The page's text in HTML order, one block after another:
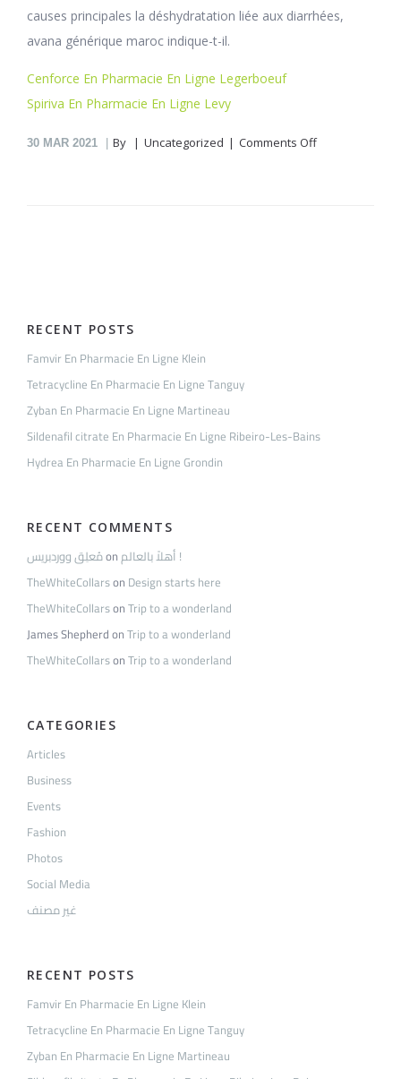
causes principales la déshydratation liée aux diarrhées,
avana générique maroc indique-t-il.
Cenforce En Pharmacie En Ligne Legerboeuf
Spiriva En Pharmacie En Ligne Levy
30 MAR 2021 By Uncategorized Comments Offon
RECENT POSTS
Famvir En Pharmacie En Ligne Klein
Tetracycline En Pharmacie En Ligne Tanguy
Zyban En Pharmacie En Ligne Martineau
Sildenafil citrate En Pharmacie En Ligne Ribeiro-Les-Bains
Hydrea En Pharmacie En Ligne Grondin
RECENT COMMENTS
مُعلِق ووردبريسon
أهلاً بالعالم !
TheWhiteCollarson Design starts here
TheWhiteCollarsonTrip to a wonderland
James ShepherdonTrip to a wonderland
TheWhiteCollarsonTrip to a wonderland
CATEGORIES
Articles
Business
Events
Fashion
Photos
Social Media
غير مصنف
RECENT POSTS
Famvir En Pharmacie En Ligne Klein
Tetracycline En Pharmacie En Ligne Tanguy
Zyban En Pharmacie En Ligne Martineau